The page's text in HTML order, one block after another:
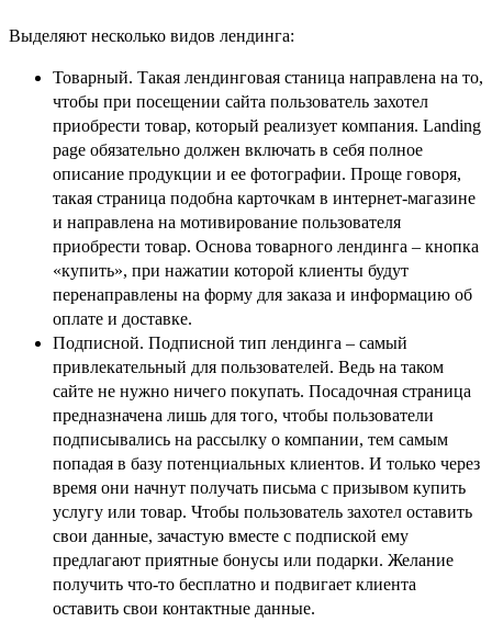
Выделяют несколько видов лендинга:
Товарный. Такая лендинговая станица направлена на то,
чтобы при посещении сайта пользователь захотел
приобрести товар, который реализует компания. Landing
page обязательно должен включать в себя полное
описание продукции и ее фотографии. Проще говоря,
такая страница подобна карточкам в интернет-магазине
и направлена на мотивирование пользователя
приобрести товар. Основа товарного лендинга – кнопка
«купить», при нажатии которой клиенты будут
перенаправлены на форму для заказа и информацию об
оплате и доставке.
Подписной. Подписной тип лендинга – самый
привлекательный для пользователей. Ведь на таком
сайте не нужно ничего покупать. Посадочная страница
предназначена лишь для того, чтобы пользователи
подписывались на рассылку о компании, тем самым
попадая в базу потенциальных клиентов. И только через
время они начнут получать письма с призывом купить
услугу или товар. Чтобы пользователь захотел оставить
свои данные, зачастую вместе с подпиской ему
предлагают приятные бонусы или подарки. Желание
получить что-то бесплатно и подвигает клиента
оставить свои контактные данные.